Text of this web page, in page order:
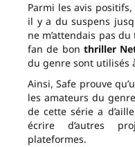
Parmi les avis
il y a du suspens
ne m’attendais pas
fan de bon thriller
du genre sont utilisés
Ainsi, Safe prouve
les amateurs du
de cette série a
écrire d’autres
plateformes.